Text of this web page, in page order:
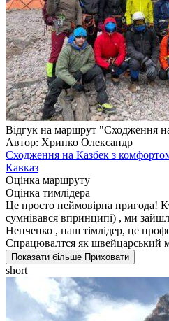
Відгук на маршрут "Сходження
Автор: Хрипко Олександр
Сходження на Казбек з
Кавказ
Оцінка маршруту
Оцінка тимлідера
Це просто неймовірна пригода!
сумнівався впринципі) , ми
Ненченко , наш тімлідер, це
Спрацювалтся як швейцарський
Показати більше Приховати
short